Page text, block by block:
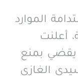
الموارد
أعلنت
يقضي بمنع
الغازي